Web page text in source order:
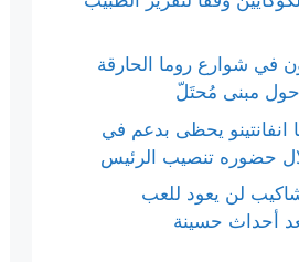
في شوارع روما الحارقة
مبنى مُحتَلّ
انفانتينو يحظى بدعم في
حضوره تنصيب الرئيس
لن يعود للعب
أحداث حسينة